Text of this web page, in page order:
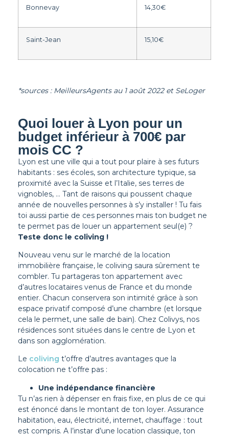
Bonnevay 14,30€
Saint-Jean 15,10€
*sources : MeilleursAgents au 1 août 2022 et SeLoger
Quoi louer à Lyon pour un
budget inférieur à 700€ par
mois CC ?
Lyon est une ville qui a tout pour plaire à ses futurs
habitants : ses écoles, son architecture typique, sa
proximité avec la Suisse et l’Italie, ses terres de
vignobles, … Tant de raisons qui poussent chaque
année de nouvelles personnes à s’y installer ! Tu fais
toi aussi partie de ces personnes mais ton budget ne
te permet pas de louer un appartement seul(e) ?
Teste donc le coliving !
Nouveau venu sur le marché de la location
immobilière française, le coliving saura sûrement te
combler. Tu partageras ton appartement avec
d’autres locataires venus de France et du monde
entier. Chacun conservera son intimité grâce à son
espace privatif composé d’une chambre (et lorsque
cela le permet, une salle de bain). Chez Colivys, nos
résidences sont situées dans le centre de Lyon et
dans son agglomération.
Le coliving t’offre d’autres avantages que la
colocation ne t’offre pas :
Une indépendance financière
Tu n’as rien à dépenser en frais fixe, en plus de ce qui
est énoncé dans le montant de ton loyer. Assurance
habitation, eau, électricité, internet, chauffage : tout
est compris. A l’instar d’une location classique, ton